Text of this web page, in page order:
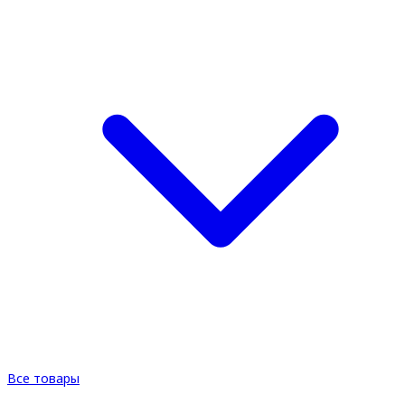
Все товары